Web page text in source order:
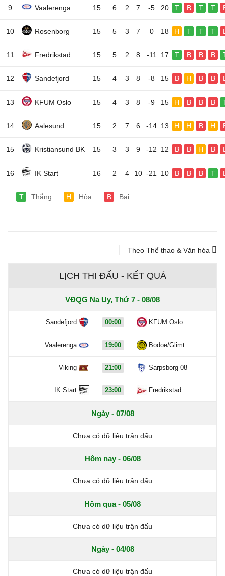
9 Vaalerenga 15 6 2 7 -5 20 T B T T
10 Rosenborg 15 5 3 7 0 18 H T T T
11 Fredrikstad 15 5 2 8 -11 17 T B B B
12 Sandefjord 15 4 3 8 -8 15 B H B B
13 KFUM Oslo 15 4 3 8 -9 15 H B B B
14 Aalesund 15 2 7 6 -14 13 H H B H
15 Kristiansund BK 15 3 3 9 -12 12 B B H B
16 IK Start 16 2 4 10 -21 10 B B B T
T Thắng H Hòa B Bại
Theo Thể thao & Văn hóa
LỊCH THI ĐẤU - KẾT QUẢ
VĐQG Na Uy, Thứ 7 - 08/08
Sandefjord 00:00 KFUM Oslo
Vaalerenga 19:00 Bodoe/Glimt
Viking 21:00 Sarpsborg 08
IK Start 23:00 Fredrikstad
Ngày - 07/08
Chưa có dữ liệu trận đấu
Hôm nay - 06/08
Chưa có dữ liệu trận đấu
Hôm qua - 05/08
Chưa có dữ liệu trận đấu
Ngày - 04/08
Chưa có dữ liệu trận đấu